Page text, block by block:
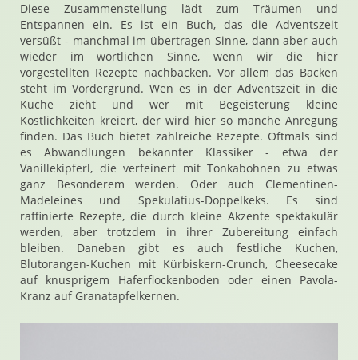
Diese Zusammenstellung lädt zum Träumen und
Entspannen ein. Es ist ein Buch, das die Adventszeit
versüßt - manchmal im übertragen Sinne, dann aber auch
wieder im wörtlichen Sinne, wenn wir die hier
vorgestellten Rezepte nachbacken. Vor allem das Backen
steht im Vordergrund. Wen es in der Adventszeit in die
Küche zieht und wer mit Begeisterung kleine
Köstlichkeiten kreiert, der wird hier so manche Anregung
finden. Das Buch bietet zahlreiche Rezepte. Oftmals sind
es Abwandlungen bekannter Klassiker - etwa der
Vanillekipferl, die verfeinert mit Tonkabohnen zu etwas
ganz Besonderem werden. Oder auch Clementinen-
Madeleines und Spekulatius-Doppelkeks. Es sind
raffinierte Rezepte, die durch kleine Akzente spektakulär
werden, aber trotzdem in ihrer Zubereitung einfach
bleiben. Daneben gibt es auch festliche Kuchen,
Blutorangen-Kuchen mit Kürbiskern-Crunch, Cheesecake
auf knusprigem Haferflockenboden oder einen Pavola-
Kranz auf Granatapfelkernen.